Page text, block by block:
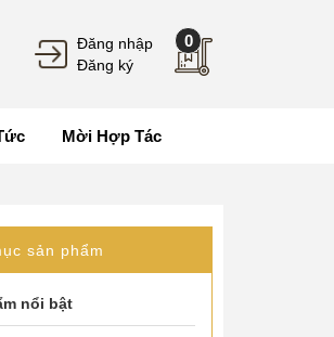
Đăng nhập
Đăng ký
0
Mời Hợp Tác
sản phẩm
nổi bật